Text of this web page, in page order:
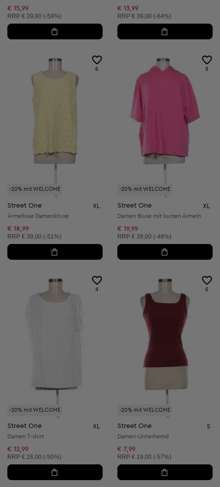
€ 15,99
Unverbindliche Preisempfehlung:
RRP € 39,00 (-59%)
€ 13,99
Unverbindliche Preisempfehlung:
RRP € 39,00 (-64%)
-20% mit WELCOME
6
Street One XL
Ärmellose Damenbluse
€ 18,99
Unverbindliche Preisempfehlung:
RRP € 39,00 (-51%)
-20% mit WELCOME
9
Street One XL
Damen Bluse mit kurzen Ärmeln
€ 19,99
Unverbindliche Preisempfehlung:
RRP € 39,00 (-48%)
-20% mit WELCOME
4
Street One XL
Damen T-shirt
€ 12,99
Unverbindliche Preisempfehlung:
RRP € 26,00 (-50%)
-20% mit WELCOME
6
Street One S
Damen-Unterhemd
€ 7,99
Unverbindliche Preisempfehlung:
RRP € 19,00 (-57%)